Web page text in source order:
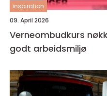
inspiration
09. April 2026
Verneombudkurs nøkkelen til et trygt og
godt arbeidsmiljø